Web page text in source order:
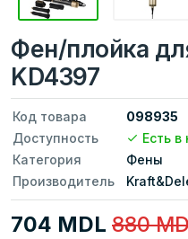
Фен/плойка
KD4397
Код товара
098935
Доступность
Есть в
Категория
Фены
Производитель
704 MDL 880